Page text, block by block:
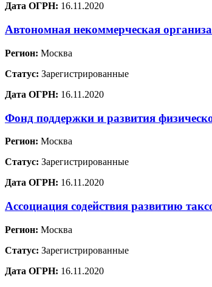
Дата ОГРН: 16.11.2020
Автономная некоммерческая
Регион: Москва
Статус: Зарегистрированные
Дата ОГРН: 16.11.2020
Фонд поддержки и развития
Регион: Москва
Статус: Зарегистрированные
Дата ОГРН: 16.11.2020
Ассоциация содействия развитию
Регион: Москва
Статус: Зарегистрированные
Дата ОГРН: 16.11.2020